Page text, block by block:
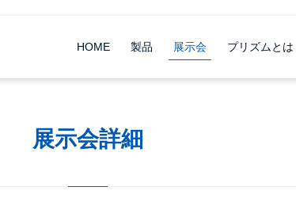
HOME 製品 展示会 プリズムとは
展示会詳細